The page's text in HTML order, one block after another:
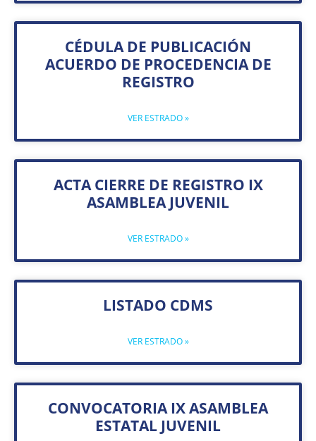
CÉDULA DE PUBLICACIÓN
ACUERDO DE PROCEDENCIA DE
REGISTRO
VER ESTRADO »
ACTA CIERRE DE REGISTRO IX
ASAMBLEA JUVENIL
VER ESTRADO »
LISTADO CDMS
VER ESTRADO »
CONVOCATORIA IX ASAMBLEA
ESTATAL JUVENIL